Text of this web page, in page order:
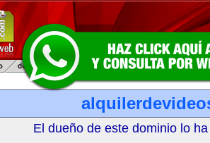
El dueño de este dominio lo